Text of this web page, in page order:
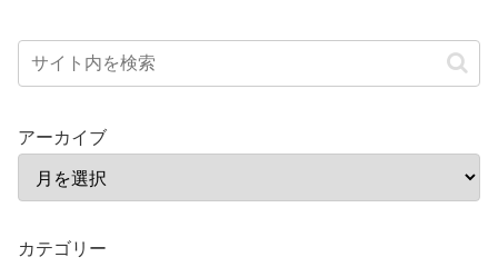
アーカイブ
カテゴリー